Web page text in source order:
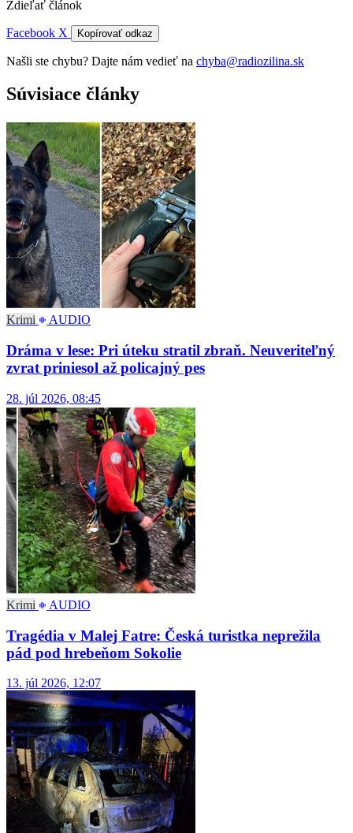
Zdieľať článok
Facebook X Kopírovať odkaz
Našli ste chybu? Dajte nám vedieť na chyba@radiozilina.sk
Súvisiace články
Krimi AUDIO
Dráma v lese: Pri úteku stratil zbraň. Neuveriteľný
zvrat priniesol až policajný pes
28. júl 2026, 08:45
Krimi AUDIO
Tragédia v Malej Fatre: Česká turistka neprežila
pád pod hrebeňom Sokolie
13. júl 2026, 12:07